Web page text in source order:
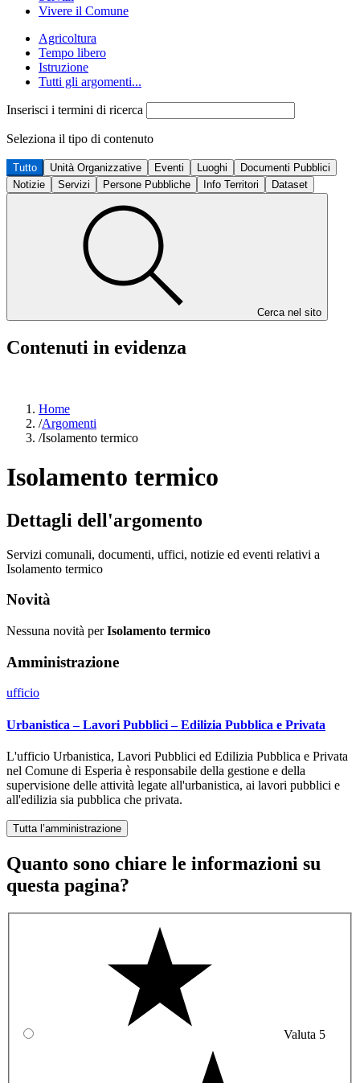
Vivere il Comune
Agricoltura
Tempo libero
Istruzione
Tutti gli argomenti...
Inserisci i termini di ricerca
Seleziona il tipo di contenuto
Tutto Unità Organizzative Eventi Luoghi
Documenti Pubblici
Notizie
Servizi Persone Pubbliche Info Territori Dataset
Cerca nel sito
Contenuti in evidenza
Home
/Argomenti
/Isolamento termico
Isolamento termico
Dettagli dell'argomento
Servizi comunali, documenti, uffici, notizie ed eventi relativi a
Isolamento termico
Novità
Nessuna novità perIsolamento termico
Amministrazione
ufficio
Urbanistica – Lavori Pubblici – Edilizia Pubblica e Privata
L'ufficio Urbanistica, Lavori Pubblici ed Edilizia Pubblica e Privata
nel Comune di Esperia è responsabile della gestione e della
supervisione delle attività legate all'urbanistica, ai lavori pubblici e
all'edilizia sia pubblica che privata.
Tutta l’amministrazione
Quanto sono chiare le informazioni su
questa pagina?
Valuta 5